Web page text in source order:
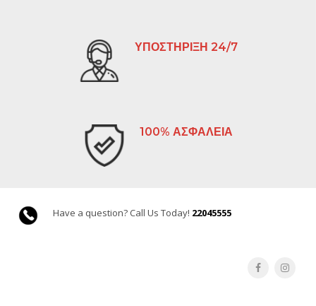
ΥΠΟΣΤΗΡΙΞΗ 24/7
100% ΑΣΦΑΛΕΙΑ
Have a question? Call Us Today! 22045555